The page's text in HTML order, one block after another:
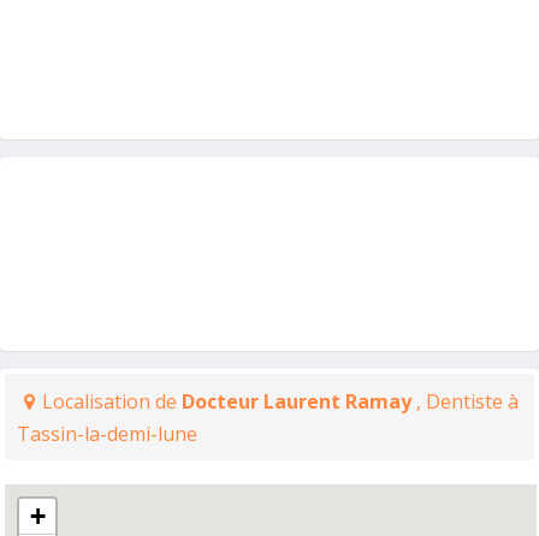
Localisation de Docteur Laurent Ramay, Dentiste à
Tassin-la-demi-lune
+